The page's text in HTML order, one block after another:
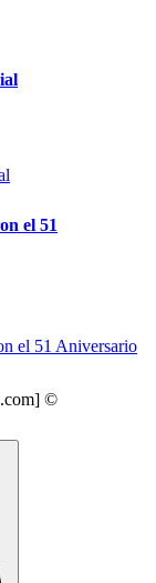
el 51
©